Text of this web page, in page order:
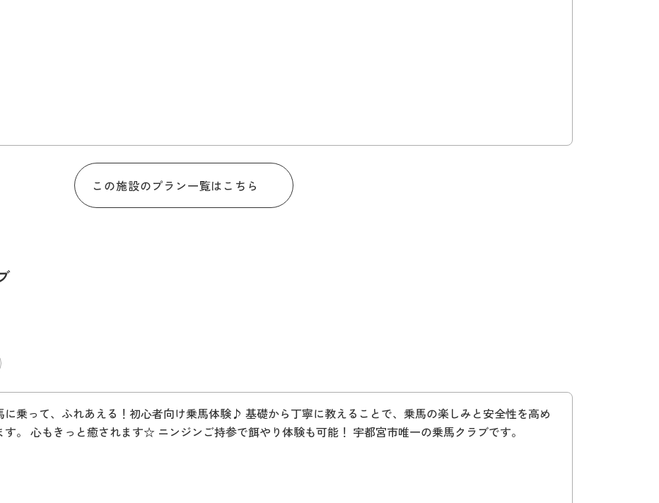
この施設のプラン一覧はこちら
に乗って、ふれあえる！初心者向け乗馬体験♪ 基礎から丁寧に教えることで、乗馬の楽しみと安全性を高め
す。 心もきっと癒されます☆ ニンジンご持参で餌やり体験も可能！ 宇都宮市唯一の乗馬クラブです。